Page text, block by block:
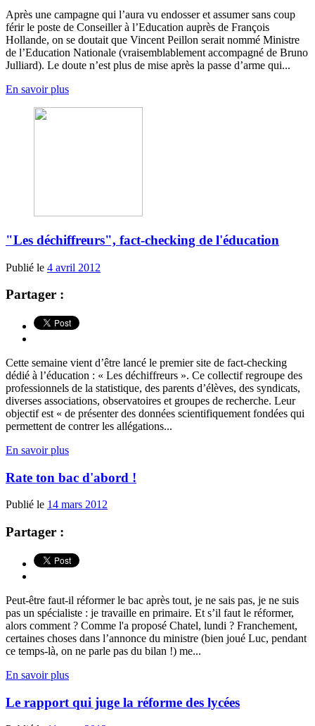
Après une campagne qui l’aura vu endosser et assumer sans coup
férir le poste de Conseiller à l’Education auprès de François
Hollande, on se doutait que Vincent Peillon serait nommé Ministre
de l’Education Nationale (vraisemblablement accompagné de Bruno
Julliard). Le doute n’est plus de mise après la passe d’arme qui...
En savoir plus
"Les déchiffreurs", fact-checking de l'éducation
Publié le 4 avril 2012
Partager :
Cette semaine vient d’être lancé le premier site de fact-checking
dédié à l’éducation : « Les déchiffreurs ». Ce collectif regroupe des
professionnels de la statistique, des parents d’élèves, des syndicats,
diverses associations, observatoires et groupes de recherche. Leur
objectif est « de présenter des données scientifiquement fondées qui
permettent de contrer les allégations...
En savoir plus
Rate ton bac d'abord !
Publié le 14 mars 2012
Partager :
Peut-être faut-il réformer le bac après tout, je ne sais pas, je ne suis
pas un spécialiste : je travaille en primaire. Et s’il faut le réformer,
alors comment ? Comme l'a proposé Chatel, lundi ? Franchement,
certaines choses dans l’annonce du ministre (bien joué Luc, pendant
ce temps-là, on ne parle pas du bilan !) me...
En savoir plus
Le rapport qui juge la réforme des lycées